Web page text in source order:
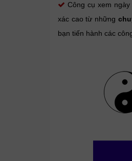
Công cụ xem
xác cao từ những
bạn tiến hành các